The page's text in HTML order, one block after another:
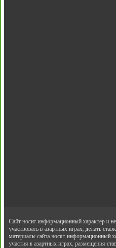
Сайт носит информационный характер и
участвовать в азартных играх, делать
материалы сайта носят информационный
участия в азартных играх, размещения